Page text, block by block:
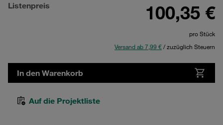
Listenpreis 100,35 €
pro Stück
Versand ab 7,99 €/ zuzüglich Steuern
In den Warenkorb
Auf die Projektliste